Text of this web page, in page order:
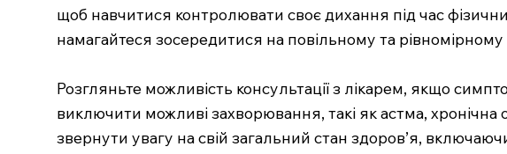
щоб навчитися контролювати своє дихання під час
намагайтеся зосередитися на повільному та рівномірному
Розгляньте можливість консультації з лікарем, якщо
виключити можливі захворювання, такі як астма,
звернути увагу на свій загальний стан здоров’я,